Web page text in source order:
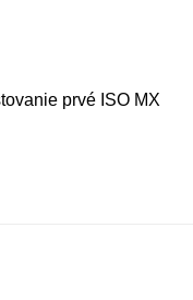
prvé ISO MX